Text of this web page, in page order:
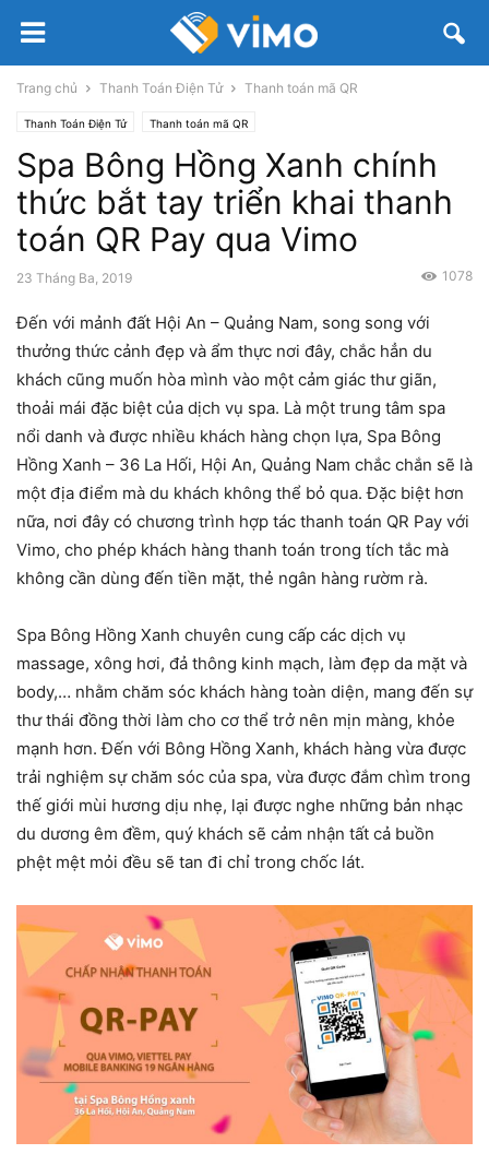
Trang chủ Thanh Toán Điện Tử Thanh toán mã QR
Thanh Toán Điện Tử Thanh toán mã QR
Spa Bông Hồng Xanh chính
thức bắt tay triển khai thanh
toán QR Pay qua Vimo
23 Tháng Ba, 2019 1078
Đến với mảnh đất Hội An – Quảng Nam, song song với
thưởng thức cảnh đẹp và ẩm thực nơi đây, chắc hẳn du
khách cũng muốn hòa mình vào một cảm giác thư giãn,
thoải mái đặc biệt của dịch vụ spa. Là một trung tâm spa
nổi danh và được nhiều khách hàng chọn lựa, Spa Bông
Hồng Xanh – 36 La Hối, Hội An, Quảng Nam chắc chắn sẽ là
một địa điểm mà du khách không thể bỏ qua.Đặc biệt hơn
nữa, nơi đây có chương trình hợp tác thanh toán QR Pay với
Vimo, cho phép khách hàng thanh toán trong tích tắc mà
không cần dùng đến tiền mặt, thẻ ngân hàng rườm rà.
Spa Bông Hồng Xanh chuyên cung cấp các dịch vụ
massage, xông hơi, đả thông kinh mạch, làm đẹp da mặt và
body,… nhằm chăm sóc khách hàng toàn diện, mang đến sự
thư thái đồng thời làm cho cơ thể trở nên mịn màng, khỏe
mạnh hơn. Đến với Bông Hồng Xanh, khách hàng vừa được
trải nghiệm sự chăm sóc của spa, vừa được đắm chìm trong
thế giới mùi hương dịu nhẹ, lại được nghe những bản nhạc
du dương êm đềm, quý khách sẽ cảm nhận tất cả buồn
phệt mệt mỏi đều sẽ tan đi chỉ trong chốc lát.